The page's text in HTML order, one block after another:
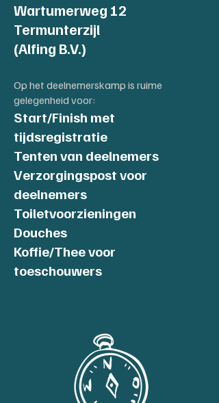
Wartumerweg 12
Termunterzijl
(Alfing B.V.)
Op het deelnemerskamp is ruime
gelegenheid voor:
Start/Finish met
tijdsregistratie
Tenten van deelnemers
Verzorgingspost voor
deelnemers
Toiletvoorzieningen
Douches
Koffie/Thee voor
toeschouwers